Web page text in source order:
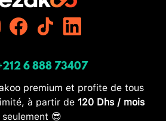
6 888 73407
premium et profite de tous
à partir de 120 Dhs / mois
seulement 😎